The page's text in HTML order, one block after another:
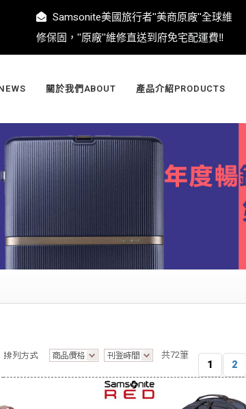
Samsonite美國旅行者''美商原廠''全球維
修保固，''原廠''維修直送到府免宅配運費‼️
關於我們ABOUT 產品介紹PRODUCTS
共72筆
1 2